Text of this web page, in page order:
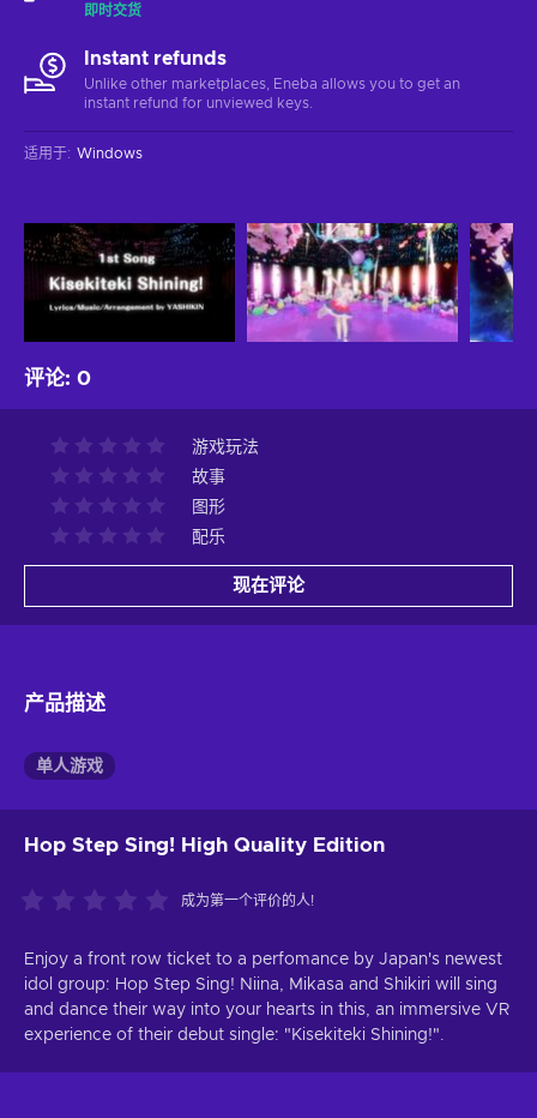
即时交货
Instant refunds
Unlike other marketplaces, Eneba allows you to get an
instant refund for unviewed keys.
适用于: Windows
评论: 0
游戏玩法
故事
图形
配乐
现在评论
产品描述
单人游戏
Hop Step Sing! High Quality Edition
成为第一个评价的人!
Enjoy a front row ticket to a perfomance by Japan's newest
idol group: Hop Step Sing! Niina, Mikasa and Shikiri will sing
and dance their way into your hearts in this, an immersive VR
experience of their debut single: "Kisekiteki Shining!".